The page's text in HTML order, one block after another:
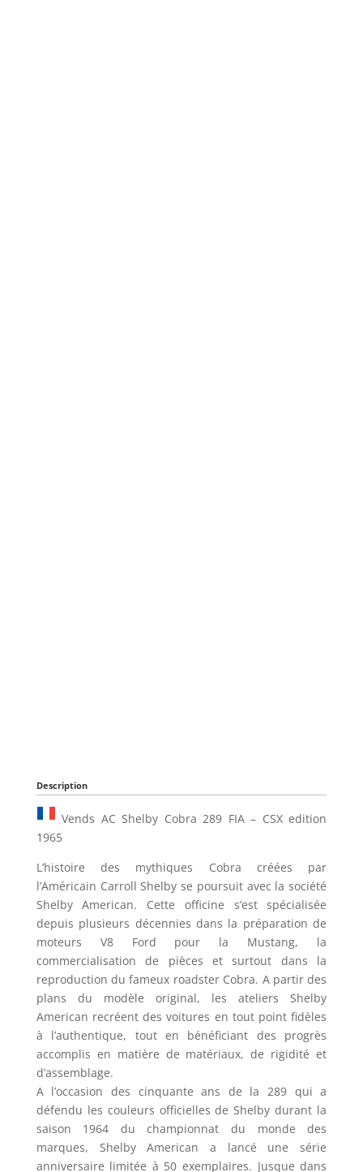
Description
Vends AC Shelby Cobra 289 FIA – CSX edition
1965
L’histoire des mythiques Cobra créées par
l’Américain Carroll Shelby se poursuit avec la société
Shelby American. Cette officine s’est spécialisée
depuis plusieurs décennies dans la préparation de
moteurs V8 Ford pour la Mustang, la
commercialisation de pièces et surtout dans la
reproduction du fameux roadster Cobra. A partir des
plans du modèle original, les ateliers Shelby
American recréent des voitures en tout point fidèles
à l’authentique, tout en bénéficiant des progrès
accomplis en matière de matériaux, de rigidité et
d’assemblage.
A l’occasion des cinquante ans de la 289 qui a
défendu les couleurs officielles de Shelby durant la
saison 1964 du championnat du monde des
marques, Shelby American a lancé une série
anniversaire limitée à 50 exemplaires. Jusque dans